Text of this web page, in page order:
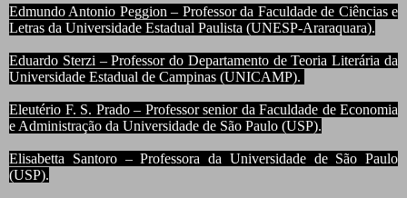
Edmundo Antonio Peggion – Professor da Faculdade de Ciências e
Letras da Universidade Estadual Paulista (UNESP-Araraquara).
Eduardo Sterzi – Professor do Departamento de Teoria Literária da
Universidade Estadual de Campinas (UNICAMP).
Eleutério F. S. Prado – Professor senior da Faculdade de Economia
e Administração da Universidade de São Paulo (USP).
Elisabetta Santoro – Professora da Universidade de São Paulo
(USP).